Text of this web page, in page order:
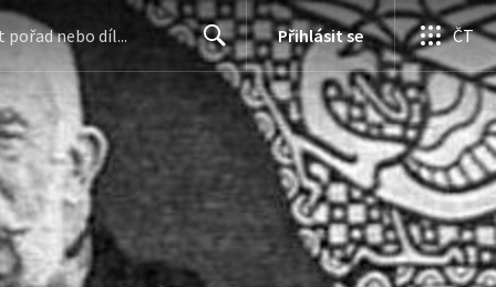
Search
Přihlásit se ČT